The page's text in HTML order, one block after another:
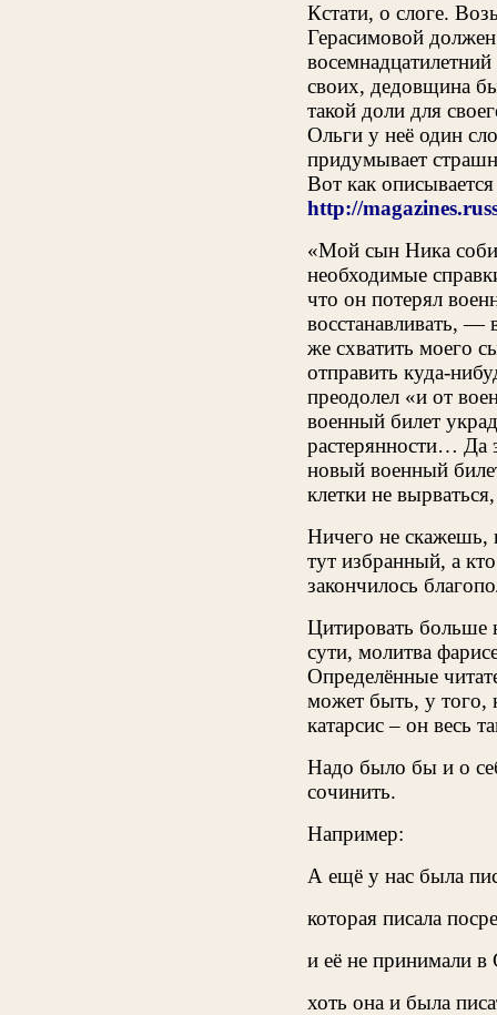
Кстати, о слоге.
Герасимовой
своих, дедовщина
такой доли для
Ольги у неё один
придумывает
Вот как
http://
«Мой сын Ника
необходимые
что он потерял
восстанавливать, —
же схватить моего
отправить куда-
преодолел «и от
военный билет
растерянности… Да
новый военный
клетки не
Ничего не скажешь,
тут избранный, а
закончилось
Цитировать больше
сути, молитва
Определённые
может быть, у того,
катарсис – он весь
Надо было бы и о
сочинить.
Например:
А ещё у нас была
которая писала
и её не принимали в
хоть она и была